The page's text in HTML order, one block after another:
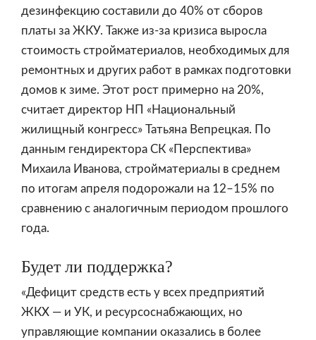
дезинфекцию составили до 40% от сборов
платы за ЖКУ. Также из-за кризиса выросла
стоимость стройматериалов, необходимых для
ремонтных и других работ в рамках подготовки
домов к зиме. Этот рост примерно на 20%,
считает директор НП «Национальный
жилищный конгресс» Татьяна Вепрецкая. По
данным гендиректора СК «Перспектива»
Михаила Иванова, стройматериалы в среднем
по итогам апреля подорожали на 12–15% по
сравнению с аналогичным периодом прошлого
года.
Будет ли поддержка?
«Дефицит средств есть у всех предприятий
ЖКХ — и УК, и ресурсоснабжающих, но
управляющие компании оказались в более